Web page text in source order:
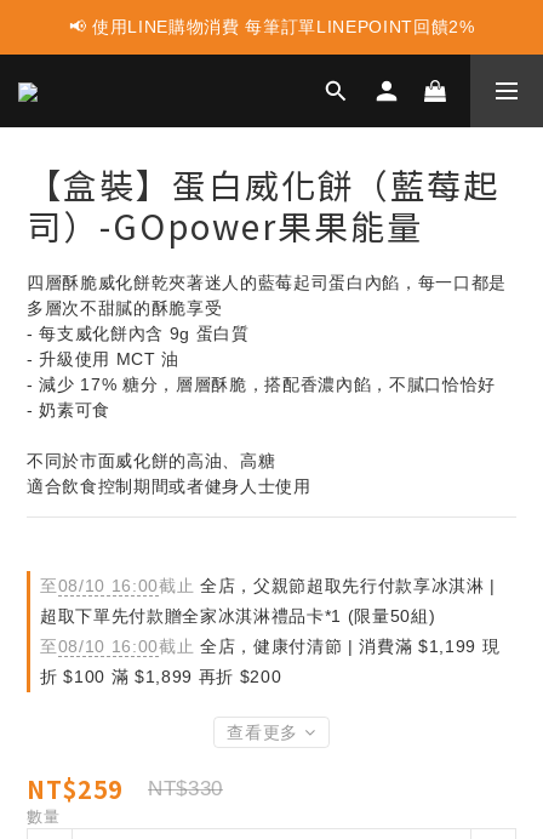
📢 蛋白點心新上市 ! 點這裡享優惠👈
📢 使用LINE購物消費 每筆訂單LINEPOINT回饋2%
📢 蛋白點心新上市 ! 點這裡享優惠👈
【盒裝】蛋白威化餅（藍莓起
司）-GOpower果果能量
四層酥脆威化餅乾夾著迷人的藍莓起司蛋白內餡，每一口都是
多層次不甜膩的酥脆享受
- 每支威化餅內含 9g 蛋白質
- 升級使用 MCT 油
- 減少 17% 糖分，層層酥脆，搭配香濃內餡，不膩口恰恰好
- 奶素可食
不同於市面威化餅的高油、高糖
適合飲食控制期間或者健身人士使用
至08/10 16:00截止 全店，父親節超取先行付款享冰淇淋 |
超取下單先付款贈全家冰淇淋禮品卡*1 (限量50組)
至08/10 16:00截止 全店，健康付清節 | 消費滿 $1,199 現
折 $100 滿 $1,899 再折 $200
查看更多
NT$259 NT$330
數量